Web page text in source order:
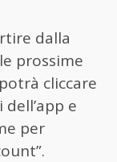
dalla
prossime
cliccare
e
per